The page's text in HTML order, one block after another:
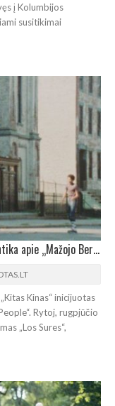
į Kolumbijos
susitikimai
KITAS KINAS KAUNE: Nepagražinta dokumentika apie „Mažojo Berlyno“ rajono Niujorke praeitį
Kinas“ inicijuotas
Rytoj, rugpjūčio
„Los Sures“,